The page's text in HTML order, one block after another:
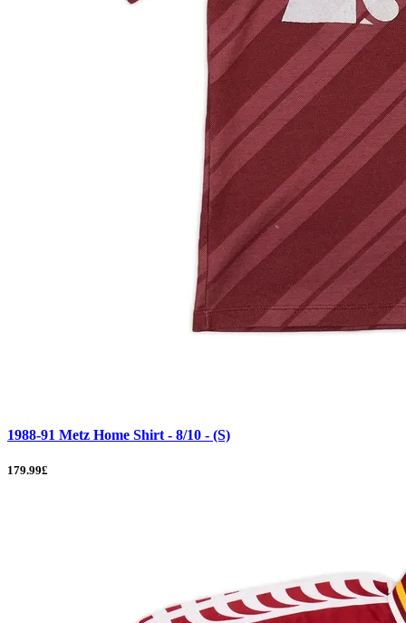
1988-91 Metz Home Shirt - 8/10 - (S)
179.99£